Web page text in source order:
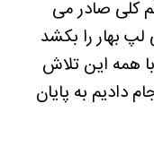
کلی صادر می
بهار را بکشد
با همه این تلاش
دادیم به پایان